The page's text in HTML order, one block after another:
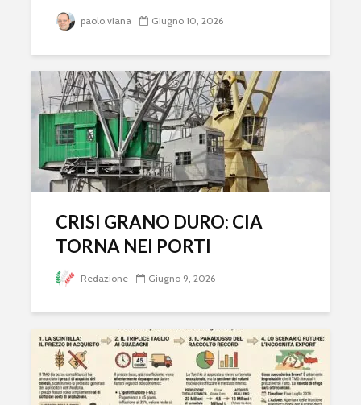
paolo.viana Giugno 10, 2026
CRISI GRANO DURO: CIA
TORNA NEI PORTI
Redazione Giugno 9, 2026